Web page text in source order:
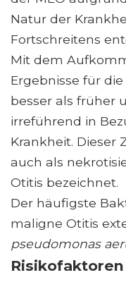
Natur der
Fortschreitens
Mit dem
Ergebnisse für
besser als früher
irreführend in
Krankheit. Dieser
auch als
Otitis bezeichnet.
Der häufigste
maligne Otitis
pseudomonas